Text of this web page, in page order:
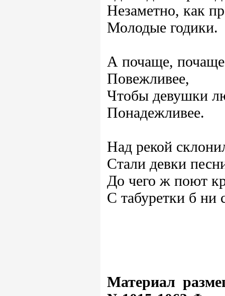
Незаметно, как
Молодые годики.
А почаще,
Повежливее,
Чтобы девушки
Понадежливее.
Над рекой
Стали девки
До чего ж поют
С табуретки б ни
Материал